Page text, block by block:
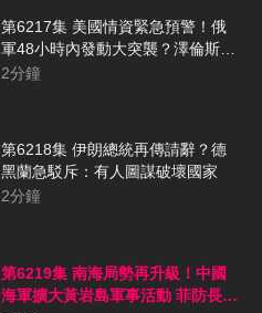
第6217集 美國情資緊急預警！俄
軍48小時內發動大突襲？澤倫斯
基：規模恐前所未有
2分鐘
第6218集 伊朗總統再傳請辭？德
黑蘭急駁斥：有人圖謀破壞國家
2分鐘
第6219集 南海局勢再升級！中國
海軍擴大黃岩島軍事活動 菲防長：